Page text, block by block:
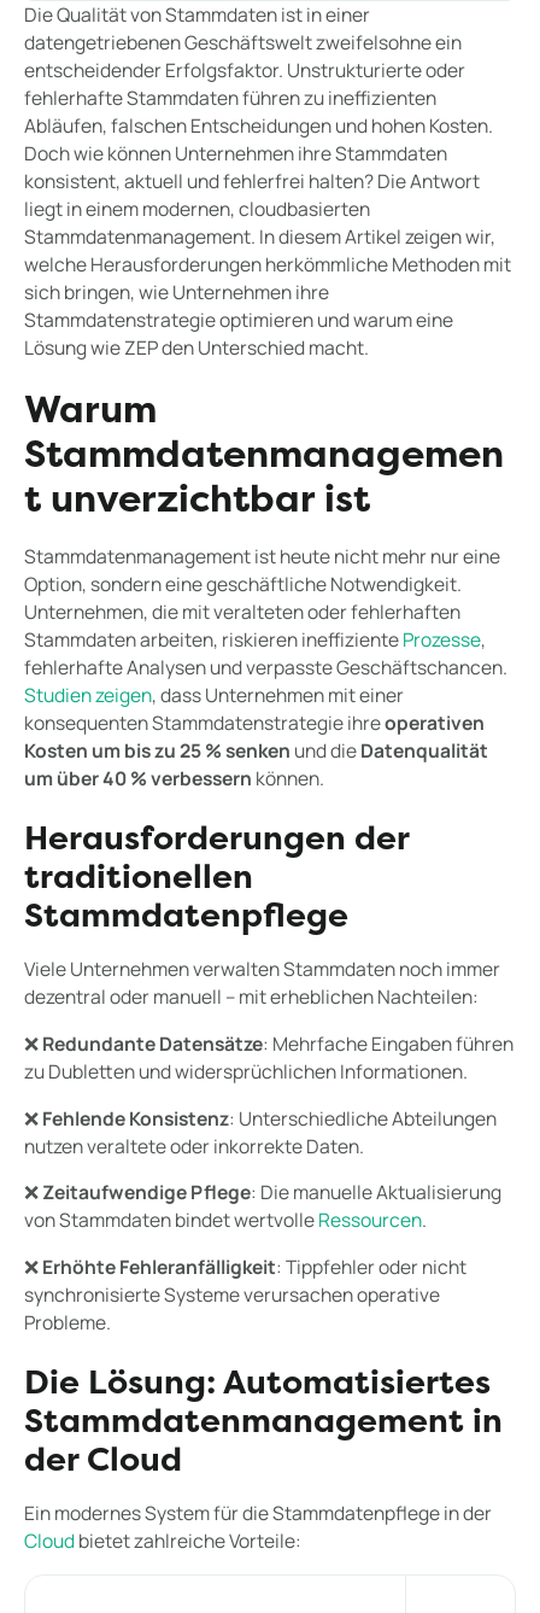
Die Qualität von Stammdaten ist in einer
datengetriebenen Geschäftswelt zweifelsohne ein
entscheidender Erfolgsfaktor. Unstrukturierte oder
fehlerhafte Stammdaten führen zu ineffizienten
Abläufen, falschen Entscheidungen und hohen Kosten.
Doch wie können Unternehmen ihre Stammdaten
konsistent, aktuell und fehlerfrei halten? Die Antwort
liegt in einem modernen, cloudbasierten
Stammdatenmanagement. In diesem Artikel zeigen wir,
welche Herausforderungen herkömmliche Methoden mit
sich bringen, wie Unternehmen ihre
Stammdatenstrategie optimieren und warum eine
Lösung wie ZEP den Unterschied macht.
Warum
Stammdatenmanagemen
t unverzichtbar ist
Stammdatenmanagement ist heute nicht mehr nur eine
Option, sondern eine geschäftliche Notwendigkeit.
Unternehmen, die mit veralteten oder fehlerhaften
Stammdaten arbeiten, riskieren ineffizienteProzesse,
fehlerhafte Analysen und verpasste Geschäftschancen.
Studien zeigen, dass Unternehmen mit einer
konsequenten Stammdatenstrategie ihreoperativen
Kosten um bis zu 25 % senken und dieDatenqualität
um über 40 % verbessern können.
Herausforderungen der
traditionellen
Stammdatenpflege
Viele Unternehmen verwalten Stammdaten noch immer
dezentral oder manuell – mit erheblichen Nachteilen:
❌Redundante Datensätze: Mehrfache Eingaben führen
zu Dubletten und widersprüchlichen Informationen.
❌Fehlende Konsistenz: Unterschiedliche Abteilungen
nutzen veraltete oder inkorrekte Daten.
❌Zeitaufwendige Pflege: Die manuelle Aktualisierung
von Stammdaten bindet wertvolleRessourcen.
❌Erhöhte Fehleranfälligkeit: Tippfehler oder nicht
synchronisierte Systeme verursachen operative
Probleme.
Die Lösung: Automatisiertes
Stammdatenmanagement in
der Cloud
Ein modernes System für die Stammdatenpflege in der
Cloudbietet zahlreiche Vorteile: